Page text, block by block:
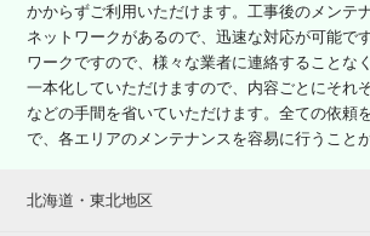
かからずご利用いただけます。工事後のメンテ
ネットワークがあるので、迅速な対応が可能で
ワークですので、様々な業者に連絡することな
一本化していただけますので、内容ごとにそれ
などの手間を省いていただけます。全ての依頼
で、各エリアのメンテナンスを容易に行うこと
北海道・東北地区